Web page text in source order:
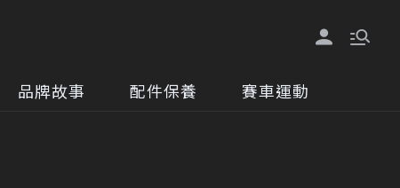
品牌故事 配件保養 賽車運動